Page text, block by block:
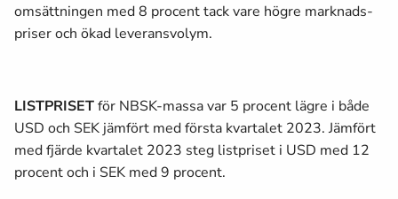
omsättningen med 8 procent tack vare högre marknads­
priser och ökad leveransvolym.
LISTPRISETför NBSK-massa­var 5 procent lägre i både
USD och SEK jämfört med första kvartalet 2023. Jämfört
med fjärde kvartalet 2023 steg listpriset i USD med 12
procent och i SEK med 9 procent.